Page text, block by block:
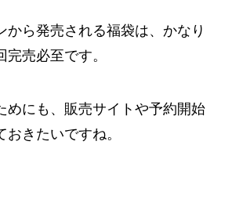
から発売される福袋は、かなり
完売必至です。
めにも、販売サイトや予約開始
おきたいですね。